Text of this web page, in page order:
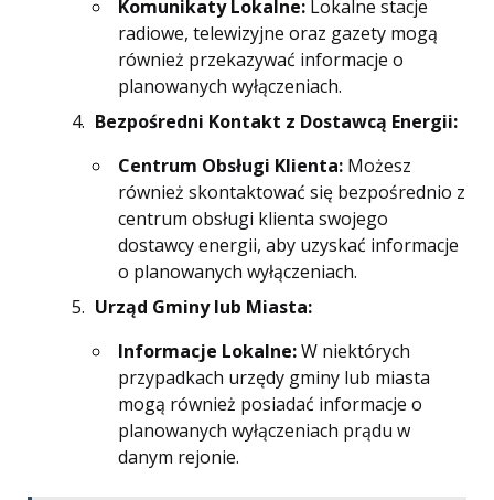
Komunikaty Lokalne: Lokalne stacje
radiowe, telewizyjne oraz gazety mogą
również przekazywać informacje o
planowanych wyłączeniach.
Bezpośredni Kontakt z Dostawcą Energii:
Centrum Obsługi Klienta: Możesz
również skontaktować się bezpośrednio z
centrum obsługi klienta swojego
dostawcy energii, aby uzyskać informacje
o planowanych wyłączeniach.
Urząd Gminy lub Miasta:
Informacje Lokalne:W niektórych
przypadkach urzędy gminy lub miasta
mogą również posiadać informacje o
planowanych wyłączeniach prądu w
danym rejonie.